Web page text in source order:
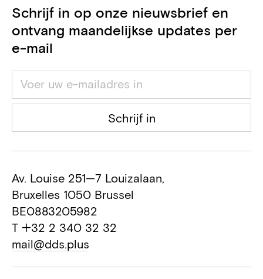
Schrijf in op onze nieuwsbrief en
ontvang maandelijkse updates per
e-mail
Schrijf in
Av. Louise 251—7 Louizalaan,
Bruxelles 1050 Brussel
BE0883205982
T +32 2 340 32 32
mail@dds.plus